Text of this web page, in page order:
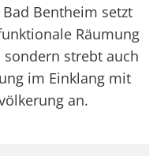
Bentheim setzt
Räumung
strebt auch
im Einklang mit
an.